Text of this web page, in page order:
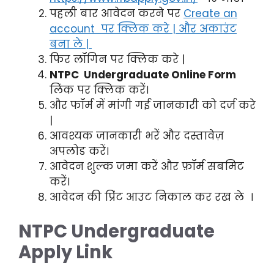
पहली बार आवेदन करने पर Create an
account पर क्लिक करे | और अकाउंट
बना ले |
फिर लॉगिन पर क्लिक करे |
NTPC Undergraduate Online Form
लिंक पर क्लिक करें।
और फॉर्म में मांगी गई जानकारी को दर्ज करे
|
आवश्यक जानकारी भरें और दस्तावेज़
अपलोड करें।
आवेदन शुल्क जमा करें और फ़ॉर्म सबमिट
करें।
आवेदन की प्रिंट आउट निकाल कर रख ले ।
NTPC Undergraduate
Apply Link